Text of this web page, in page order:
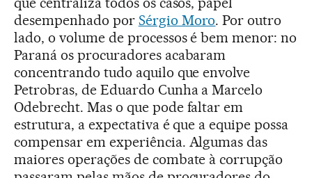
desempenhado por Sérgio Moro. Por outro
lado, o volume de processos é bem menor: no
Paraná os procuradores acabaram
concentrando tudo aquilo que envolve
Petrobras, de Eduardo Cunha a Marcelo
Odebrecht. Mas o que pode faltar em
estrutura, a expectativa é que a equipe possa
compensar em experiência. Algumas das
maiores operações de combate à corrupção